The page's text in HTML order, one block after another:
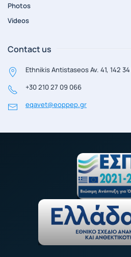
Photos
Videos
Contact us
Ethnikis Antistaseos Av. 41, 142
+30 210 27 09 066
eqavet@eoppep.gr